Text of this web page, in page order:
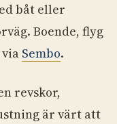
båt eller
Boende, flyg
Sembo.
revskor,
är värt att